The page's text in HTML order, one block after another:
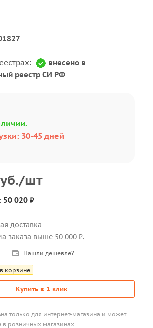
внесено в
реестр СИ РФ
30-45 дней
/шт
50 020 ₽
доставка
заказа выше 50 000 ₽.
Нашли дешевле?
корзине
Купить в 1 клик
только для интернет-магазина и может
в розничных магазинах